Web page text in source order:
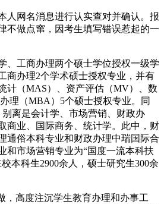
网名消息进行认实查对并确认。报
不做点窜，因考生填写错误惹起的一
工商办理两个硕士学位授权一级学
商办理2个学术硕士授权专业，并有
计（MAS）、资产评估（MV）、数
理（MBA）5个硕士授权专业。同
离是会计学、市场营销、财政办
商业、国际商务、统计学。此中，财
通俗本科专业和财政办理中瑞国际合
和市场营销专业为“国度一流本科扶
本科生2900余人，硕士研究生300余
高度注沉学生教育办理和办事工